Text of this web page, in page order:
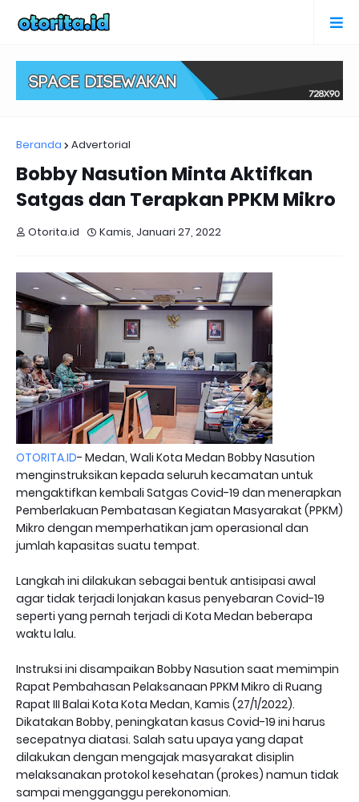
Beranda Advertorial
Bobby Nasution Minta Aktifkan
Satgas dan Terapkan PPKM Mikro
Otorita.id Kamis, Januari 27, 2022
OTORITA.ID- Medan, Wali Kota Medan Bobby Nasution
menginstruksikan kepada seluruh kecamatan untuk
mengaktifkan kembali Satgas Covid-19 dan menerapkan
Pemberlakuan Pembatasan Kegiatan Masyarakat (PPKM)
Mikro dengan memperhatikan jam operasional dan
jumlah kapasitas suatu tempat.
Langkah ini dilakukan sebagai bentuk antisipasi awal
agar tidak terjadi lonjakan kasus penyebaran Covid-19
seperti yang pernah terjadi di Kota Medan beberapa
waktu lalu.
Instruksi ini disampaikan Bobby Nasution saat memimpin
Rapat Pembahasan Pelaksanaan PPKM Mikro di Ruang
Rapat III Balai Kota Kota Medan, Kamis (27/1/2022).
Dikatakan Bobby, peningkatan kasus Covid-19 ini harus
secepatnya diatasi. Salah satu upaya yang dapat
dilakukan dengan mengajak masyarakat disiplin
melaksanakan protokol kesehatan (prokes) namun tidak
sampai mengganggu perekonomian.